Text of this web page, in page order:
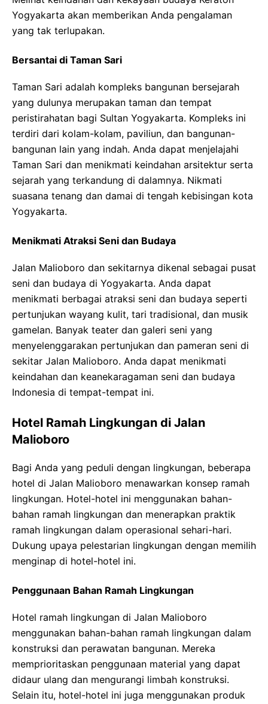
Yogyakarta akan memberikan Anda pengalaman
yang tak terlupakan.
Bersantai di Taman Sari
Taman Sari adalah kompleks bangunan bersejarah
yang dulunya merupakan taman dan tempat
peristirahatan bagi Sultan Yogyakarta. Kompleks ini
terdiri dari kolam-kolam, paviliun, dan bangunan-
bangunan lain yang indah. Anda dapat menjelajahi
Taman Sari dan menikmati keindahan arsitektur serta
sejarah yang terkandung di dalamnya. Nikmati
suasana tenang dan damai di tengah kebisingan kota
Yogyakarta.
Menikmati Atraksi Seni dan Budaya
Jalan Malioboro dan sekitarnya dikenal sebagai pusat
seni dan budaya di Yogyakarta. Anda dapat
menikmati berbagai atraksi seni dan budaya seperti
pertunjukan wayang kulit, tari tradisional, dan musik
gamelan. Banyak teater dan galeri seni yang
menyelenggarakan pertunjukan dan pameran seni di
sekitar Jalan Malioboro. Anda dapat menikmati
keindahan dan keanekaragaman seni dan budaya
Indonesia di tempat-tempat ini.
Hotel Ramah Lingkungan di Jalan
Malioboro
Bagi Anda yang peduli dengan lingkungan, beberapa
hotel di Jalan Malioboro menawarkan konsep ramah
lingkungan. Hotel-hotel ini menggunakan bahan-
bahan ramah lingkungan dan menerapkan praktik
ramah lingkungan dalam operasional sehari-hari.
Dukung upaya pelestarian lingkungan dengan memilih
menginap di hotel-hotel ini.
Penggunaan Bahan Ramah Lingkungan
Hotel ramah lingkungan di Jalan Malioboro
menggunakan bahan-bahan ramah lingkungan dalam
konstruksi dan perawatan bangunan. Mereka
memprioritaskan penggunaan material yang dapat
didaur ulang dan mengurangi limbah konstruksi.
Selain itu, hotel-hotel ini juga menggunakan produk